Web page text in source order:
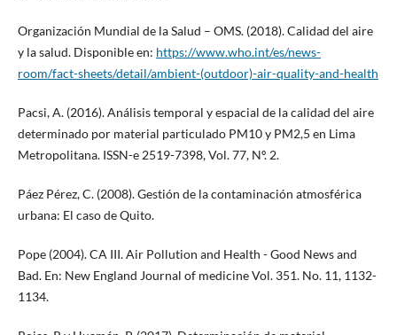
Organización Mundial de la Salud – OMS. (2018). Calidad del aire
y la salud. Disponible en: https://www.who.int/es/news-
room/fact-sheets/detail/ambient-(outdoor)-air-quality-and-health
Pacsi, A. (2016). Análisis temporal y espacial de la calidad del aire
determinado por material particulado PM10 y PM2,5 en Lima
Metropolitana. ISSN-e 2519-7398, Vol. 77, Nº. 2.
Páez Pérez, C. (2008). Gestión de la contaminación atmosférica
urbana: El caso de Quito.
Pope (2004). CA III. Air Pollution and Health - Good News and
Bad. En: New England Journal of medicine Vol. 351. No. 11, 1132-
1134.